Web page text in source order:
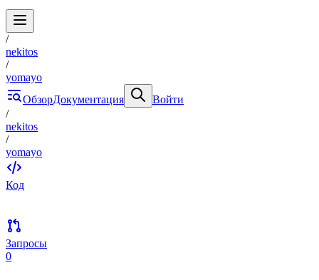
/
nekitos
/
yomayo
ОбзорДокументация
Войти
/
nekitos
/
yomayo
Код
Запросы
0